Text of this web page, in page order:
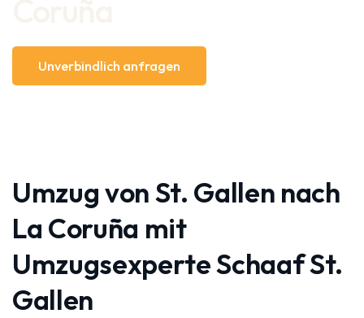
Unverbindlich anfragen
Umzug von St. Gallen nach
La Coruña mit
Umzugsexperte Schaaf St.
Gallen